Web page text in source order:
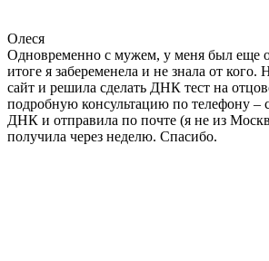
Олеся
Одновременно с мужем, у меня был еще
итоге я забеременела и не знала от кого.
сайт и решила сделать ДНК тест на
подробную консультацию по телефону –
ДНК и отправила по почте (я не из
получила через неделю. Спасибо.